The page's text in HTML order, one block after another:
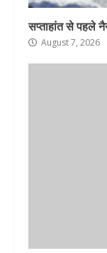
सप्ताहांत से पहले
August 7, 2026